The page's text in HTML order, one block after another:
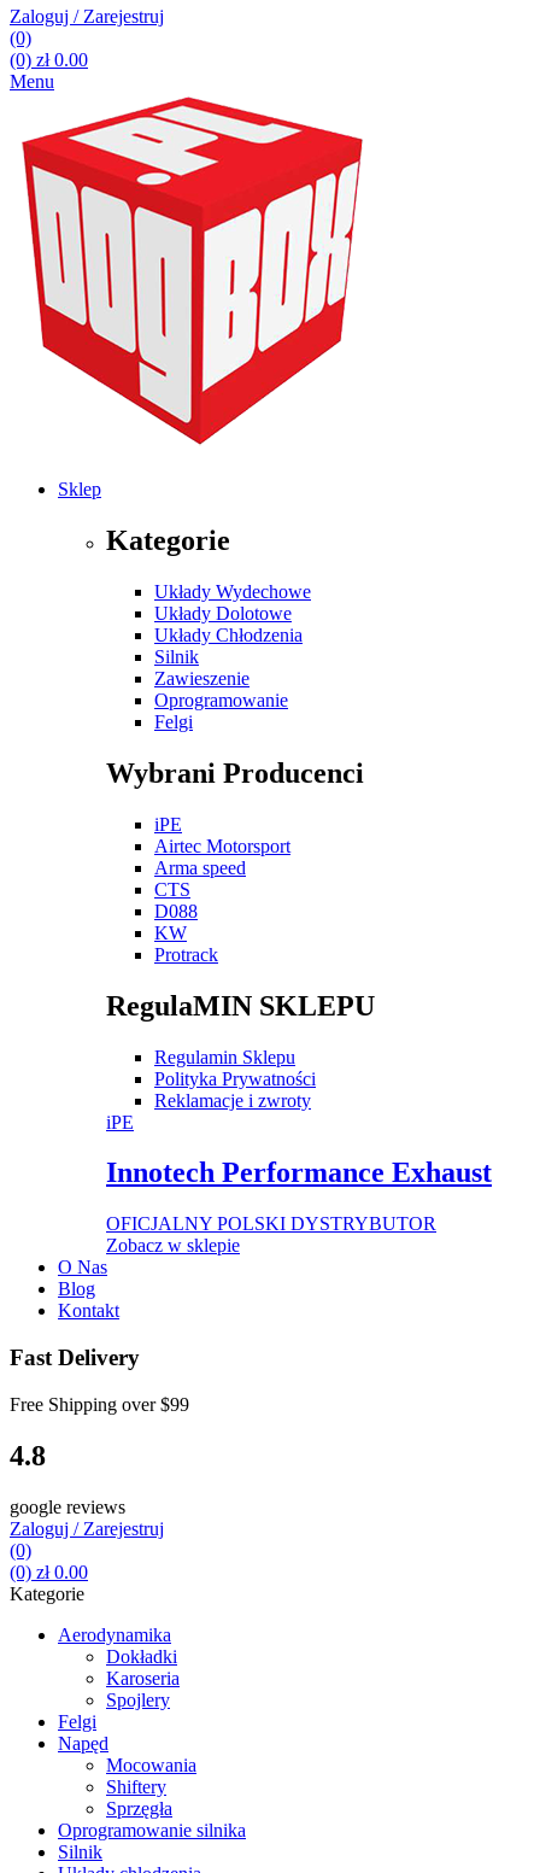
Zaloguj / Zarejestruj
(0)
(0) zł0.00
Menu
Sklep
Kategorie
Układy Wydechowe
Układy Dolotowe
Układy Chłodzenia
Silnik
Zawieszenie
Oprogramowanie
Felgi
Wybrani Producenci
iPE
Airtec Motorsport
Arma speed
CTS
D088
KW
Protrack
RegulaMIN SKLEPU
Regulamin Sklepu
Polityka Prywatności
Reklamacje i zwroty
iPE
Innotech Performance Exhaust
OFICJALNY POLSKI DYSTRYBUTOR
Zobacz w sklepie
O Nas
Blog
Kontakt
Fast Delivery
Free Shipping over$99
4.8
google reviews
Zaloguj / Zarejestruj
(0)
(0) zł0.00
Kategorie
Aerodynamika
Dokładki
Karoseria
Spojlery
Felgi
Napęd
Mocowania
Shiftery
Sprzęgła
Oprogramowanie silnika
Silnik